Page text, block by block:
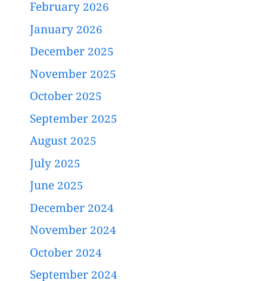
February 2026
January 2026
December 2025
November 2025
October 2025
September 2025
August 2025
July 2025
June 2025
December 2024
November 2024
October 2024
September 2024